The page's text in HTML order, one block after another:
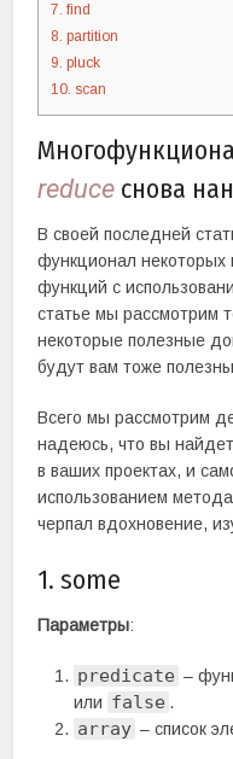
7. find
8. partition
9. pluck
10. scan
reduce снова
В своей последней
функционал некоторых
функций с
статье мы рассмотрим
некоторые полезные
будут вам тоже
Всего мы рассмотрим
надеюсь, что вы
в ваших проектах, и
использованием метода
черпал вдохновение,
1. some
Параметры:
predicate –
или false .
array – список